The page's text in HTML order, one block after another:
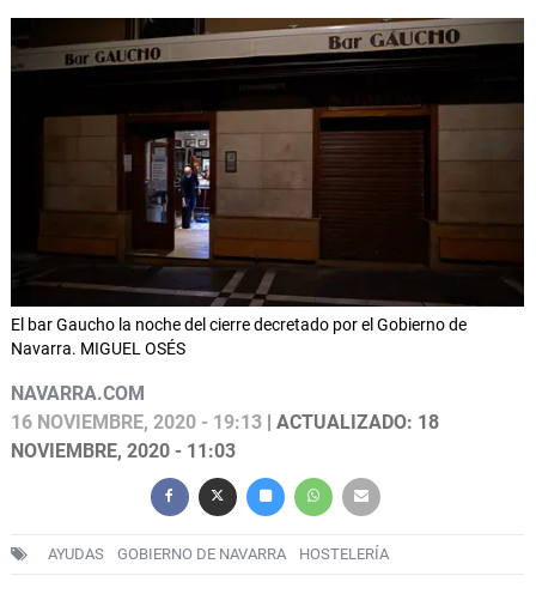
El bar Gaucho la noche del cierre decretado por el Gobierno de
Navarra. MIGUEL OSÉS
NAVARRA.COM
16 NOVIEMBRE, 2020 - 19:13 | ACTUALIZADO: 18
NOVIEMBRE, 2020 - 11:03
AYUDAS GOBIERNO DE NAVARRA HOSTELERÍA